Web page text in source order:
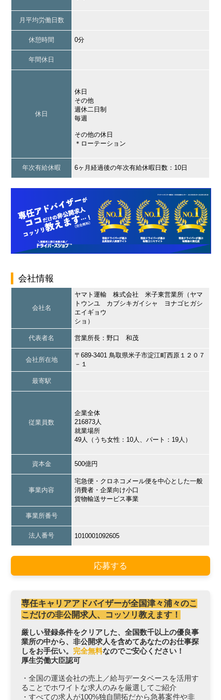
月平均労働日数
休憩時間 0分
年間休日
休日
休日
その他
週休二日制
毎週
その他の休日
＊ローテーション
年次有給休暇 6ヶ月経過後の年次有給休暇日数：10日
会社情報
会社名
ヤマト運輸 株式会社 米子東営業所（ヤマ
トウンユ カブシキガイシャ ヨナゴヒガシ
エイギョウ
ショ）
代表者名 営業所長：野口 和茂
会社所在地
〒689-3401 鳥取県米子市淀江町西原１２０７
－１
最寄駅
従業員数
企業全体
216873人
就業場所
49人（うち女性：10人、パート：19人）
資本金 500億円
事業内容
宅急便・クロネコメール便を中心とした一般
消費者・企業向け小口
貨物輸送サービス事業
事業所番号
法人番号 1010001092605
応募する
専任キャリアアドバイザーが全国津々浦々のこ
こだけの非公開求人、コッソリ教えます！
厳しい登録条件をクリアした、全国数千以上の優良事
業所の中から、非公開求人を含めてあなたのお仕事探
しをお手伝い。 完全無料なのでご安心ください！
厚生労働大臣認可
・全国の運送会社の売上／給与データベースを活用す
ることでホワイトな求人のみを厳選してご紹介
・すべての求人が100%独自開拓だから急募案件や非